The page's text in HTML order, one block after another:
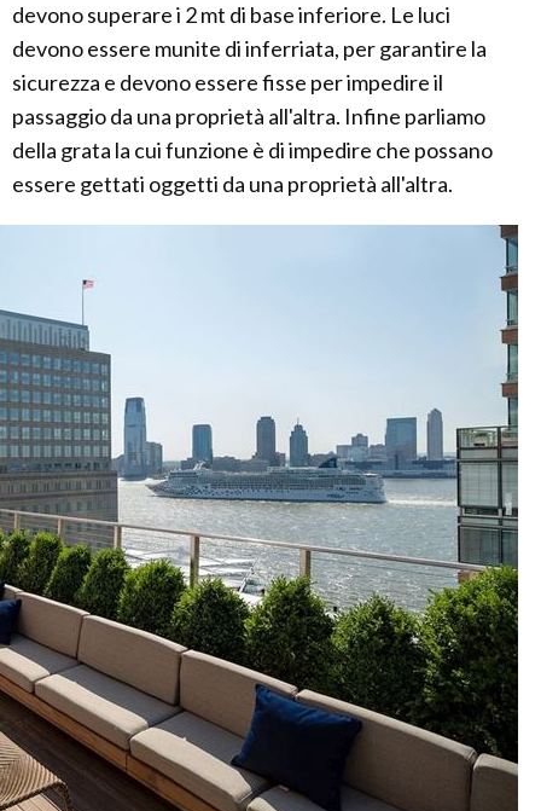
devono superare i 2 mt di base inferiore. Le luci
devono essere munite di inferriata, per garantire la
sicurezza e devono essere fisse per impedire il
passaggio da una proprietà all'altra. Infine parliamo
della grata la cui funzione è di impedire che possano
essere gettati oggetti da una proprietà all'altra.